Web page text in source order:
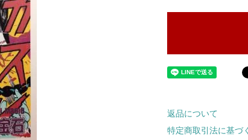
返品について
特定商取引法に基づ